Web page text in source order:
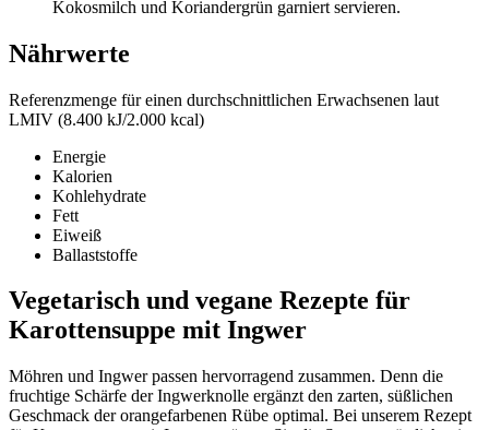
Kokosmilch und Koriandergrün garniert servieren.
Nährwerte
Referenzmenge für einen durchschnittlichen Erwachsenen laut
LMIV (8.400 kJ/2.000 kcal)
Energie
Kalorien
Kohlehydrate
Fett
Eiweiß
Ballaststoffe
Vegetarisch und vegane Rezepte für
Karottensuppe mit Ingwer
Möhren und Ingwer passen hervorragend zusammen. Denn die
fruchtige Schärfe der Ingwerknolle ergänzt den zarten, süßlichen
Geschmack der orangefarbenen Rübe optimal. Bei unserem Rezept